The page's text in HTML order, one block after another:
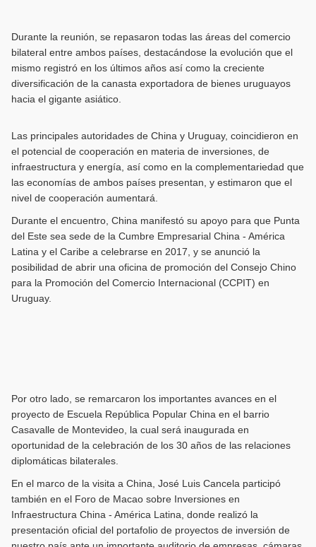
Durante la reunión, se repasaron todas las áreas del comercio
bilateral entre ambos países, destacándose la evolución que el
mismo registró en los últimos años así como la creciente
diversificación de la canasta exportadora de bienes uruguayos
hacia el gigante asiático.
Las principales autoridades de China y Uruguay, coincidieron en
el potencial de cooperación en materia de inversiones, de
infraestructura y energía, así como en la complementariedad que
las economías de ambos países presentan, y estimaron que el
nivel de cooperación aumentará.
Durante el encuentro, China manifestó su apoyo para que Punta
del Este sea sede de la Cumbre Empresarial China - América
Latina y el Caribe a celebrarse en 2017, y se anunció la
posibilidad de abrir una oficina de promoción del Consejo Chino
para la Promoción del Comercio Internacional (CCPIT) en
Uruguay.
Por otro lado, se remarcaron los importantes avances en el
proyecto de Escuela República Popular China en el barrio
Casavalle de Montevideo, la cual será inaugurada en
oportunidad de la celebración de los 30 años de las relaciones
diplomáticas bilaterales.
En el marco de la visita a China, José Luis Cancela participó
también en el Foro de Macao sobre Inversiones en
Infraestructura China - América Latina, donde realizó la
presentación oficial del portafolio de proyectos de inversión de